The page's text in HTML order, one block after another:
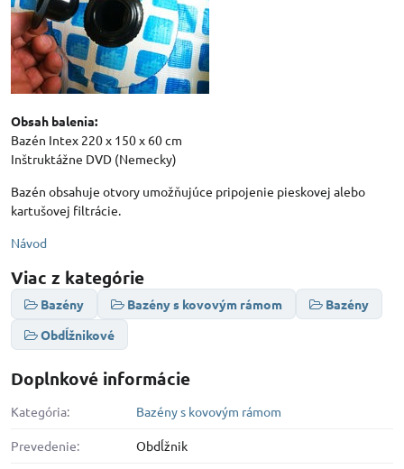
Obsah balenia:
Bazén Intex 220 x 150 x 60 cm
Inštruktážne DVD (Nemecky)
Bazén obsahuje otvory umožňujúce pripojenie pieskovej alebo
kartušovej filtrácie.
Návod
Viac z kategórie
Bazény Bazény s kovovým rámom
Bazény
Obdĺžnikové
Doplnkové informácie
Kategória: Bazény s kovovým rámom
Prevedenie: Obdĺžnik